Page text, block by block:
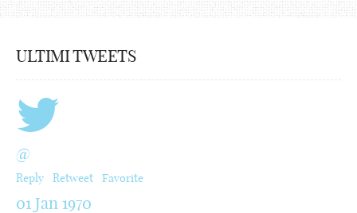
ULTIMI TWEETS
@
Reply Retweet Favorite
01 Jan 1970